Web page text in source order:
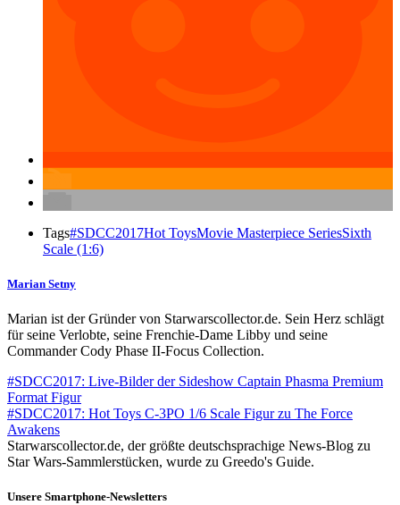
Tags#SDCC2017Hot ToysMovie Masterpiece SeriesSixth
Scale (1:6)
Marian Setny
Marian ist der Gründer von Starwarscollector.de. Sein Herz schlägt
für seine Verlobte, seine Frenchie-Dame Libby und seine
Commander Cody Phase II-Focus Collection.
#SDCC2017: Live-Bilder der Sideshow Captain Phasma Premium
Format Figur
#SDCC2017: Hot Toys C-3PO 1/6 Scale Figur zu The Force
Awakens
Starwarscollector.de, der größte deutschsprachige News-Blog zu
Star Wars-Sammlerstücken, wurde zu Greedo's Guide.
Unsere Smartphone-Newsletters